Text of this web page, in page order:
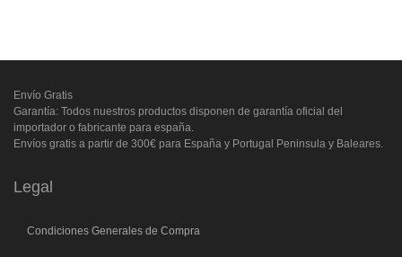
Envío Gratis
Garantía: Todos nuestros productos disponen de garantía oficial del
importador o fabricante para españa.
Envíos gratis a partir de 300€ para España y Portugal Peninsula y Baleares.
Legal
Condiciones Generales de Compra